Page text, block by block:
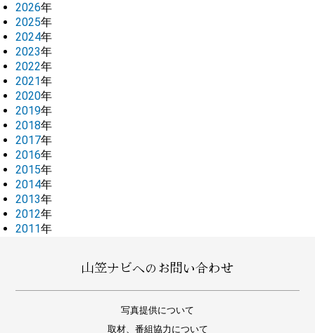
2026年
2025年
2024年
2023年
2022年
2021年
2020年
2019年
2018年
2017年
2016年
2015年
2014年
2013年
2012年
2011年
山笠ナビへのお問い合わせ
写真提供について
取材、番組協力について